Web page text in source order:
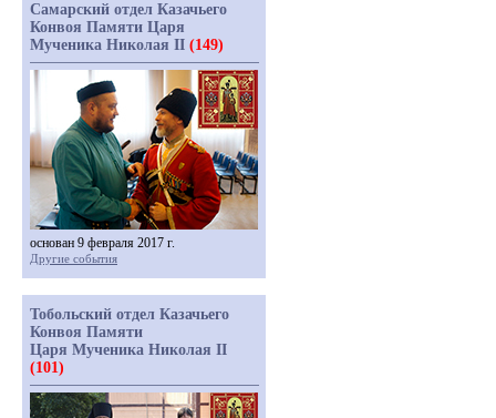
Самарский отдел Казачьего
Конвоя Памяти Царя
Мученика Николая II (149)
основан 9 февраля 2017 г.
Другие события
Тобольский отдел Казачьего
Конвоя Памяти
Царя Мученика Николая II
(101)